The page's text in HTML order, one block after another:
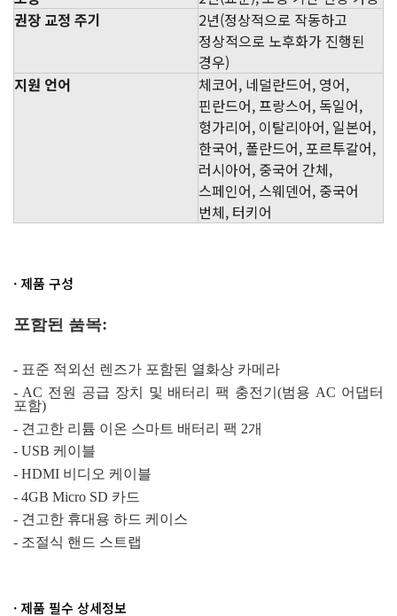
권장 교정 주기
2년(정상적으로 작동하고
정상적으로 노후화가 진행된
경우)
지원 언어
체코어, 네덜란드어, 영어,
핀란드어, 프랑스어, 독일어,
헝가리어, 이탈리아어, 일본어,
한국어, 폴란드어, 포르투갈어,
러시아어, 중국어 간체,
스페인어, 스웨덴어, 중국어
번체, 터키어
· 제품 구성
포함된 품목:
- 표준 적외선 렌즈가 포함된 열화상 카메라
- AC 전원 공급 장치 및 배터리 팩 충전기(범용 AC 어댑터
포함)
- 견고한 리튬 이온 스마트 배터리 팩 2개
- USB 케이블
- HDMI 비디오 케이블
- 4GB Micro SD 카드
- 견고한 휴대용 하드 케이스
- 조절식 핸드 스트랩
· 제품 필수 상세정보